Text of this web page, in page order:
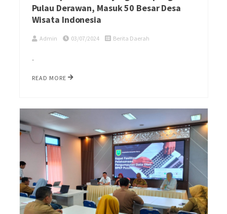
Pulau Derawan, Masuk 50 Besar Desa
Wisata Indonesia
Admin 03/07/2024 Berita Daerah
-
READ MORE